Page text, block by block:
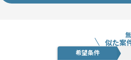
現状、フルリモートで作業が可能な案
似た案
希望条件